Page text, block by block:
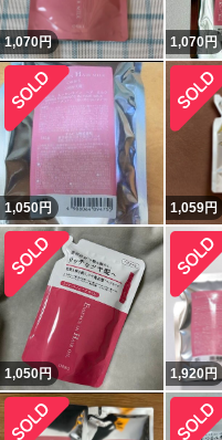
1,070円 1,070円
1,050円 1,059円
1,050円 1,920円